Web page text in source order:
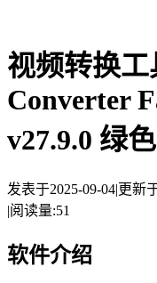
视频转换工
Converter
v27.9.0 绿
发表于2025-09-04|更新
|阅读量:51
软件介绍